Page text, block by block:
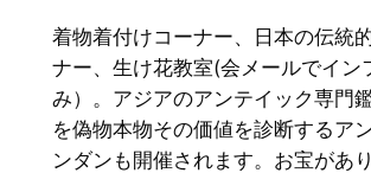
着物着付けコーナー、日本の伝統
ナー、生け花教室(会メールでイン
み）。アジアのアンテイック専門
を偽物本物その価値を診断するア
ンダンも開催されます。お宝があ